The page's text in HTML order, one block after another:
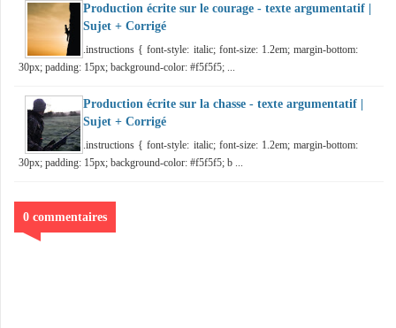
Production écrite sur le courage - texte argumentatif |
Sujet + Corrigé
.instructions { font-style: italic; font-size: 1.2em; margin-bottom:
30px; padding: 15px; background-color: #f5f5f5; ...
Production écrite sur la chasse - texte argumentatif |
Sujet + Corrigé
.instructions { font-style: italic; font-size: 1.2em; margin-bottom:
30px; padding: 15px; background-color: #f5f5f5; b ...
0 commentaires